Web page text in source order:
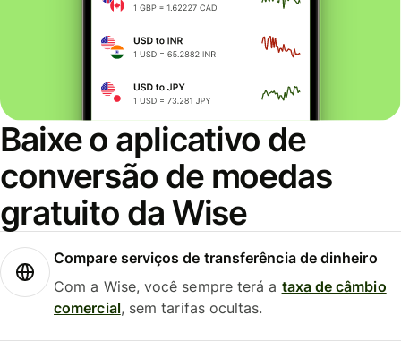
Baixe o aplicativo de
conversão de moedas
gratuito da Wise
Compare serviços de transferência de dinheiro
Com a Wise, você sempre terá a taxa de câmbio
comercial, sem tarifas ocultas.